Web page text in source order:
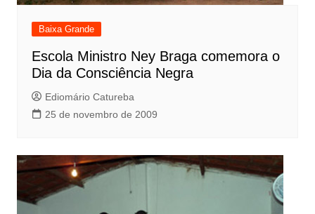
Baixa Grande
Escola Ministro Ney Braga comemora o
Dia da Consciência Negra
Ediomário Catureba
25 de novembro de 2009